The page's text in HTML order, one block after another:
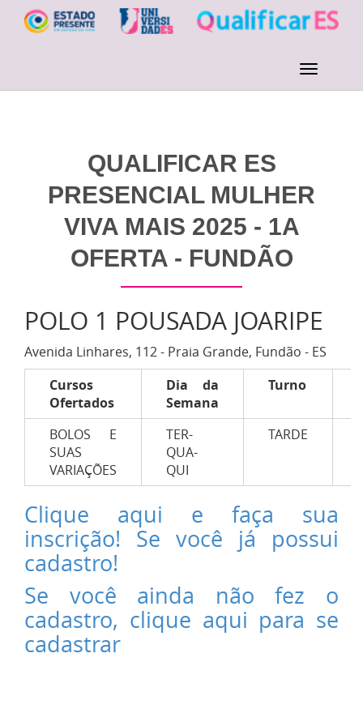
QUALIFICAR ES
PRESENCIAL MULHER
VIVA MAIS 2025 - 1A
OFERTA - FUNDÃO
POLO 1 POUSADA JOARIPE
Avenida Linhares, 112 - Praia Grande, Fundão - ES
Cursos
Ofertados
Dia da
Semana
Turno
BOLOS E
SUAS
VARIAÇÕES
TER-
QUA-
QUI
TARDE
Clique aqui e faça sua
inscrição! Se você já possui
cadastro!
Se você ainda não fez o
cadastro, clique aqui para se
cadastrar